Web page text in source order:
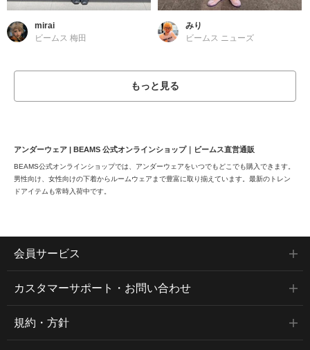
mirai
ビームス 梅田
みり
ビームス ニューズ
もっと見る
アンダーウェア | BEAMS 公式オンラインショップ｜ビームス直営通販
BEAMS公式オンラインショップでは、アンダーウェアをいつでもどこでも購入できます。
男性向け、女性向けの下着からルームウェアまで豊富に取り揃えています。最新のトレン
ドアイテムも常時入荷中です。
会員サービス
カスタマーサポート・お問い合わせ
規約・方針